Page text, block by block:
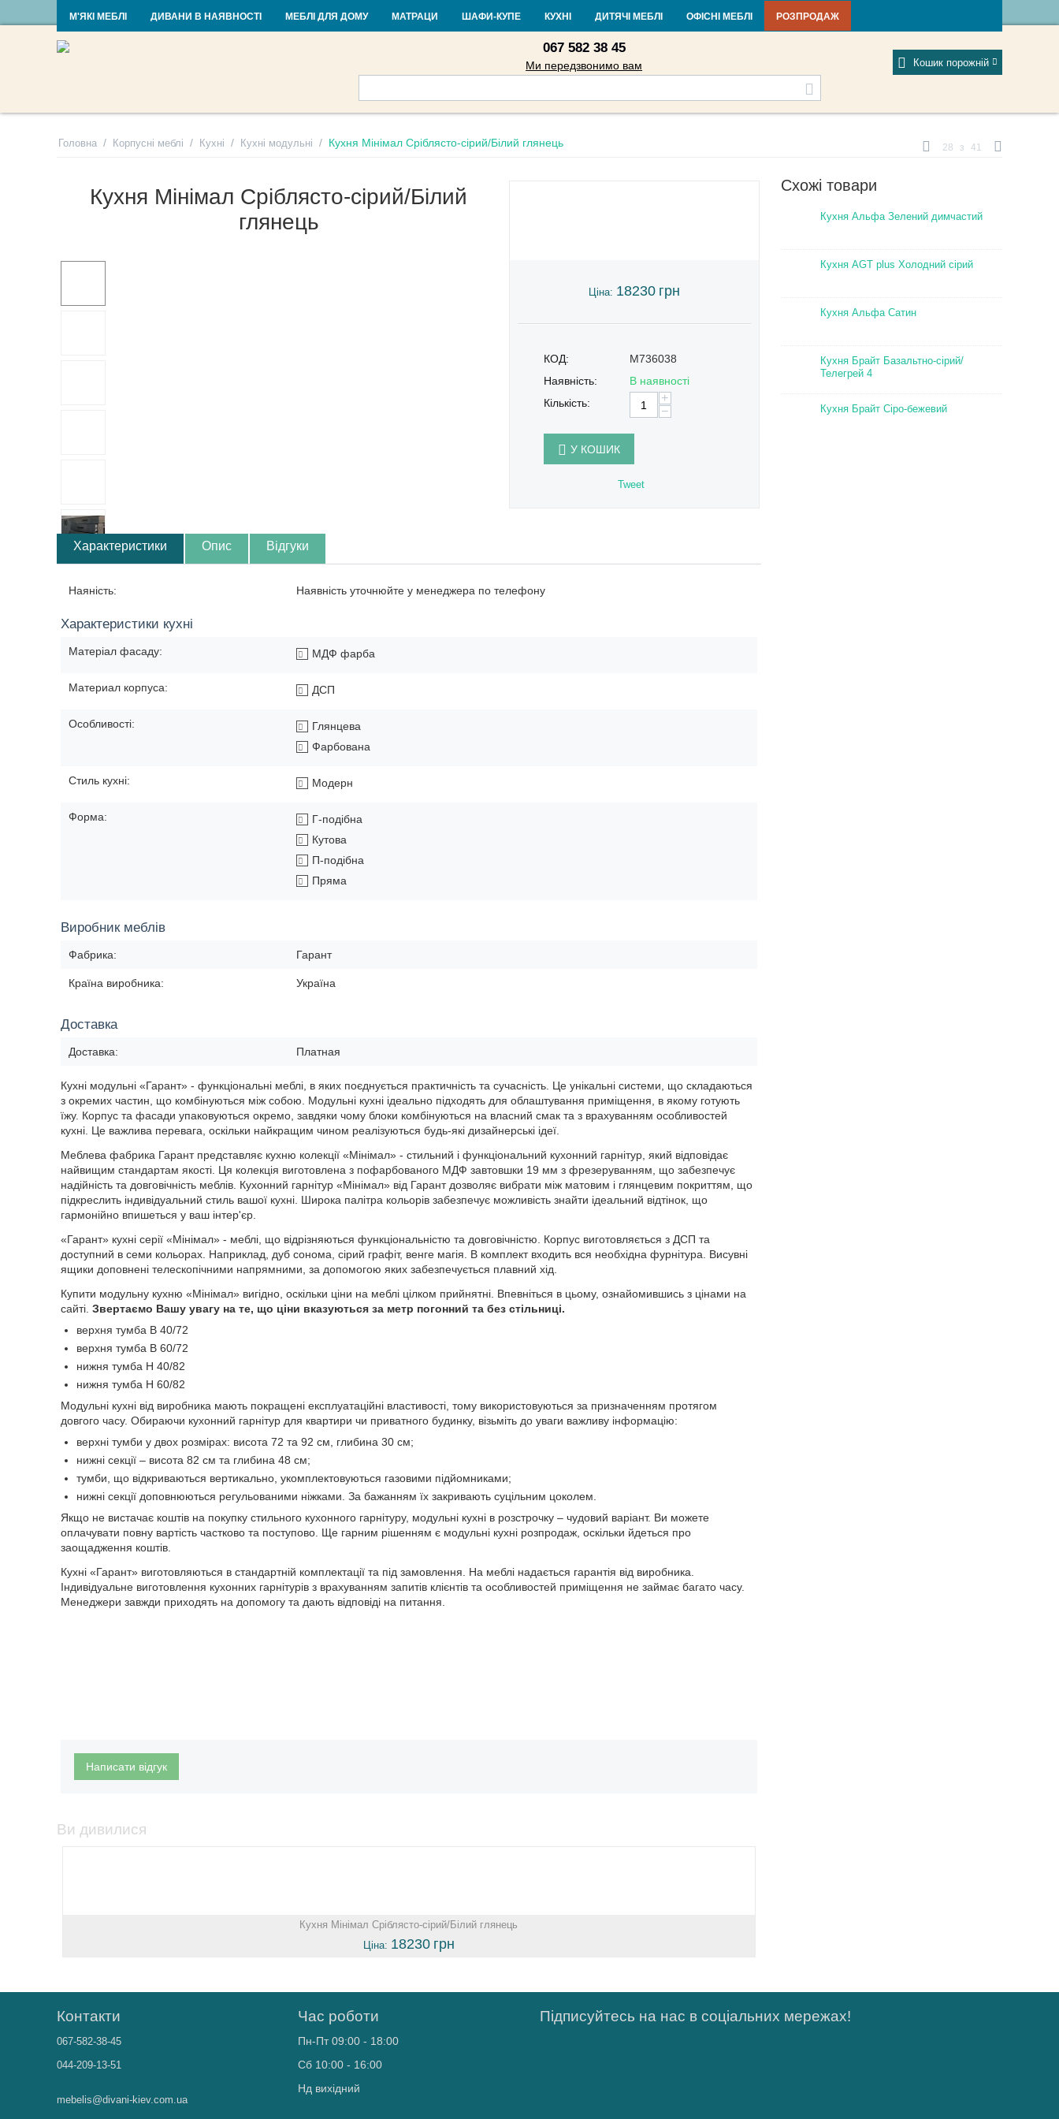
RU UA Контакти Доставка і оплата Гарантія та повернення Кредит Статті та новини Фабрики
067 582 38 45
Ми передзвонимо вам Кошик порожній
М'ЯКІ МЕБЛІ ДИВАНИ В НАЯВНОСТІ МЕБЛІ ДЛЯ ДОМУ МАТРАЦИ ШАФИ-КУПЕ КУХНІ ДИТЯЧІ МЕБЛІ ОФІСНІ МЕБЛІ РОЗПРОДАЖ
Головна / Корпусні меблі / Кухні / Кухні модульні / Кухня Мінімал Сріблясто-сірий/Білий глянець 28 з 41
Кухня Мінімал Сріблясто-сірий/Білий
глянець
Ціна: 18230 грн
КОД:
M736038
Наявність:
В наявності
Кількість:
+
−
У КОШИК
Tweet
Характеристики Опис Відгуки
Наяність: Наявність уточнюйте у менеджера по телефону
Характеристики кухні
Матеріал фасаду: МДФ фарба
Материал корпуса: ДСП
Особливості:
Глянцева
Фарбована
Стиль кухні: Модерн
Форма:
Г-подібна
Кутова
П-подібна
Пряма
Виробник меблів
Фабрика: Гарант
Країна виробника: Україна
Доставка
Доставка: Платная
Кухні модульні «Гарант» - функціональні меблі, в яких поєднується практичність та сучасність. Це унікальні системи, що складаються
з окремих частин, що комбінуються між собою. Модульні кухні ідеально підходять для облаштування приміщення, в якому готують
їжу. Корпус та фасади упаковуються окремо, завдяки чому блоки комбінуються на власний смак та з врахуванням особливостей
кухні. Це важлива перевага, оскільки найкращим чином реалізуються будь-які дизайнерські ідеї.
Меблева фабрика Гарант представляє кухню колекції «Мінімал» - стильний і функціональний кухонний гарнітур, який відповідає
найвищим стандартам якості. Ця колекція виготовлена ​​з пофарбованого МДФ завтовшки 19 мм з фрезеруванням, що забезпечує
надійність та довговічність меблів. Кухонний гарнітур «Мінімал» від Гарант дозволяє вибрати між матовим і глянцевим покриттям, що
підкреслить індивідуальний стиль вашої кухні. Широка палітра кольорів забезпечує можливість знайти ідеальний відтінок, що
гармонійно впишеться у ваш інтер'єр.
«Гарант» кухні серії «Мінімал» - меблі, що відрізняються функціональністю та довговічністю. Корпус виготовляється з ДСП та
доступний в семи кольорах. Наприклад, дуб сонома, сірий графіт, венге магія. В комплект входить вся необхідна фурнітура. Висувні
ящики доповнені телескопічними напрямними, за допомогою яких забезпечується плавний хід.
Купити модульну кухню «Мінімал» вигідно, оскільки ціни на меблі цілком прийнятні. Впевніться в цьому, ознайомившись з цінами на
сайті. Звертаємо Вашу увагу на те, що ціни вказуються за метр погонний та без стільниці.
верхня тумба В 40/72
верхня тумба В 60/72
нижня тумба Н 40/82
нижня тумба Н 60/82
Модульні кухні від виробника мають покращені експлуатаційні властивості, тому використовуються за призначенням протягом
довгого часу. Обираючи кухонний гарнітур для квартири чи приватного будинку, візьміть до уваги важливу інформацію:
верхні тумби у двох розмірах: висота 72 та 92 см, глибина 30 см;
нижні секції – висота 82 см та глибина 48 см;
тумби, що відкриваються вертикально, укомплектовуються газовими підйомниками;
нижні секції доповнюються регульованими ніжками. За бажанням їх закривають суцільним цоколем.
Якщо не вистачає коштів на покупку стильного кухонного гарнітуру, модульні кухні в розстрочку – чудовий варіант. Ви можете
оплачувати повну вартість частково та поступово. Ще гарним рішенням є модульні кухні розпродаж, оскільки йдеться про
заощадження коштів.
Кухні «Гарант» виготовляються в стандартній комплектації та під замовлення. На меблі надається гарантія від виробника.
Індивідуальне виготовлення кухонних гарнітурів з врахуванням запитів клієнтів та особливостей приміщення не займає багато часу.
Менеджери завжди приходять на допомогу та дають відповіді на питання.
Написати відгук
Ви дивилися
Кухня Мінімал Сріблясто-сірий/Білий глянець
Ціна: 18230 грн
Схожі товари
Кухня Альфа Зелений димчастий
Кухня AGT plus Холодний сірий
Кухня Альфа Сатин
Кухня Брайт Базальтно-сірий/
Телегрей 4
Кухня Брайт Сіро-бежевий
Контакти
067-582-38-45
044-209-13-51
mebelis@divani-kiev.com.ua
Час роботи
Пн-Пт 09:00 - 18:00
Сб 10:00 - 16:00
Нд вихідний
Підписуйтесь на нас в соціальних мережах!